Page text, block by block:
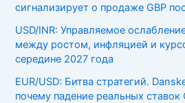
сигнализирует о продаже GBP
USD/INR: Управляемое
между ростом, инфляцией и
середине 2027 года
EUR/USD: Битва стратегий.
почему падение реальных